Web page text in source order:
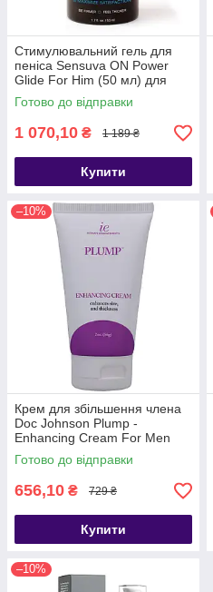
Стимулювальний гель для
пеніса Sensuva ON Power
Glide For Him (50 мл) для
суперерекції - SO3187
Готово до відправки
1 070,10 ₴ 1 189 ₴
Купити
–10%
Крем для збільшення члена
Doc Johnson Plump -
Enhancing Cream For Men
(56 г) - SO1564
Готово до відправки
656,10 ₴ 729 ₴
Купити
–10%